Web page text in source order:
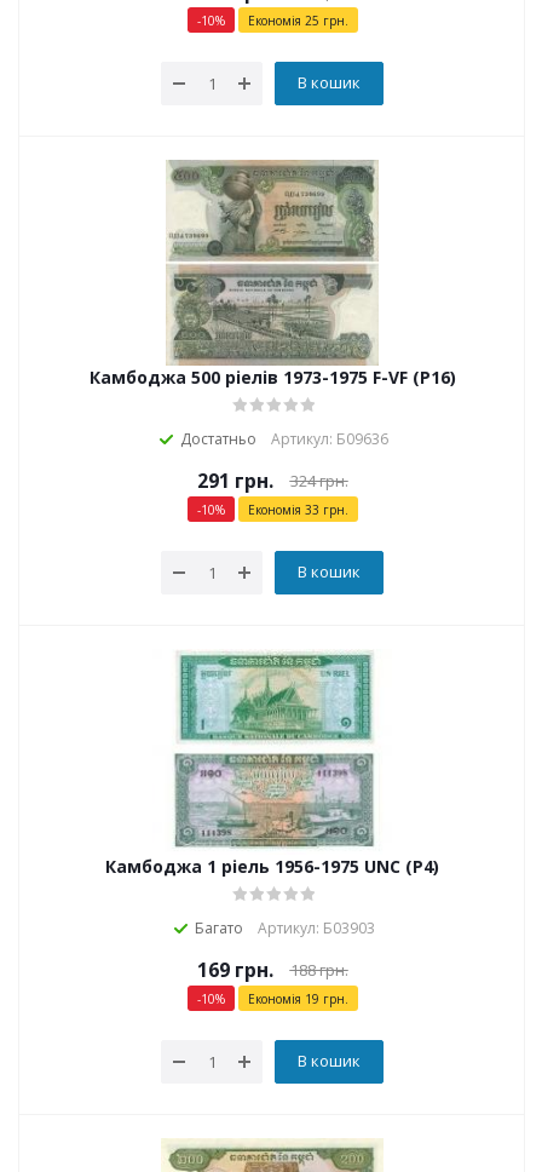
-10% Економія 25 грн.
В кошик
Камбоджа 500 ріелів 1973-1975 F-VF (P16)
Достатньо Артикул: Б09636
291 грн. 324грн.
-10% Економія 33 грн.
В кошик
Камбоджа 1 ріель 1956-1975 UNC (P4)
Багато Артикул: Б03903
169грн. 188грн.
-10% Економія 19 грн.
В кошик